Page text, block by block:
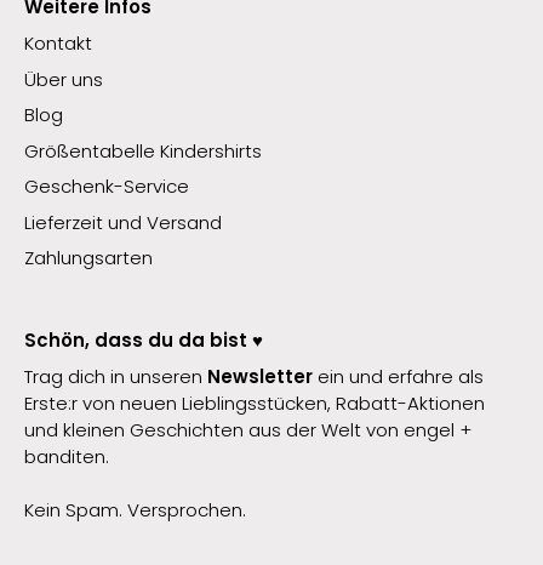
Weitere Infos
Kontakt
Über uns
Blog
Größentabelle Kindershirts
Geschenk-Service
Lieferzeit und Versand
Zahlungsarten
Schön, dass du da bist ♥️
Trag dich in unseren Newsletter ein und erfahre als
Erste:r von neuen Lieblingsstücken, Rabatt-Aktionen
und kleinen Geschichten aus der Welt von engel +
banditen.
Kein Spam. Versprochen.